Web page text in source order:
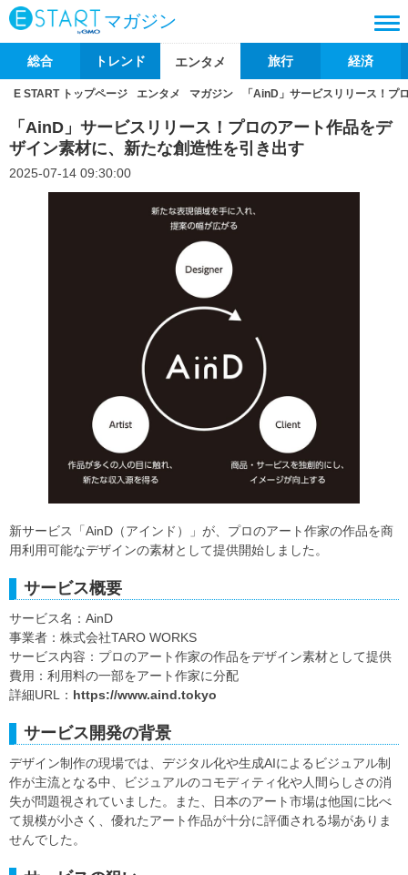
マガジン
総合 トレンド エンタメ 旅行 経済
E START トップページ エンタメ マガジン 「AinD」サービスリリース！プ
「AinD」サービスリリース！プロのアート作品をデ
ザイン素材に、新たな創造性を引き出す
2025-07-14 09:30:00
新サービス「AinD（アインド）」が、プロのアート作家の作品を商
用利用可能なデザインの素材として提供開始しました。
サービス概要
サービス名：AinD
事業者：株式会社TARO WORKS
サービス内容：プロのアート作家の作品をデザイン素材として提供
費用：利用料の一部をアート作家に分配
詳細URL： https://www.aind.tokyo
サービス開発の背景
デザイン制作の現場では、デジタル化や生成AIによるビジュアル制
作が主流となる中、ビジュアルのコモディティ化や人間らしさの消
失が問題視されていました。また、日本のアート市場は他国に比べ
て規模が小さく、優れたアート作品が十分に評価される場がありま
せんでした。